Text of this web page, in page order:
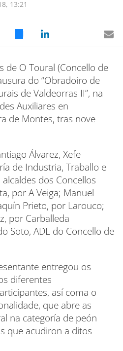
13:21
de O Toural (Concello de
do “Obradoiro de
de Valdeorras II”, na
Auxiliares en
de Montes, tras nove
Álvarez, Xefe
de Industria, Traballo e
dos Concellos
por A Veiga; Manuel
Prieto, por Larouco;
por Carballeda
Soto, ADL do Concello de
entregou os
diferentes
así coma o
que abre as
na categoría de peón
que acudiron a ditos